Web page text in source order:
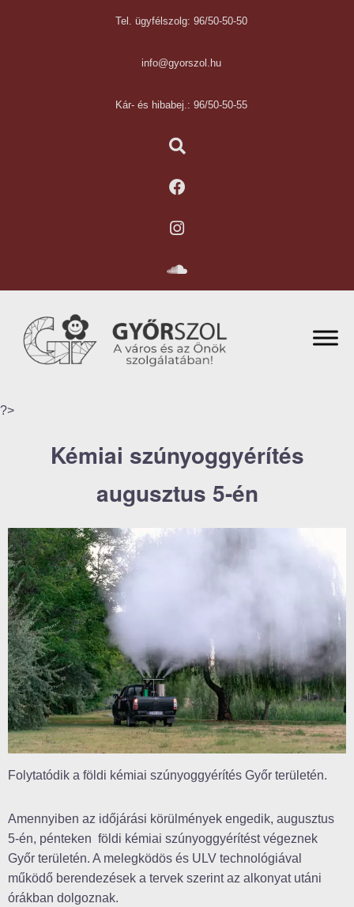
Tel. ügyfélszolg: 96/50-50-50
info@gyorszol.hu
Kár- és hibabej.: 96/50-50-55
?>
Kémiai szúnyoggyérítés
augusztus 5-én
Folytatódik a földi kémiai szúnyoggyérítés Győr területén.
Amennyiben az időjárási körülmények engedik, augusztus
5-én, pénteken földi kémiai szúnyoggyérítést végeznek
Győr területén. A melegködös és ULV technológiával
működő berendezések a tervek szerint az alkonyat utáni
órákban dolgoznak.